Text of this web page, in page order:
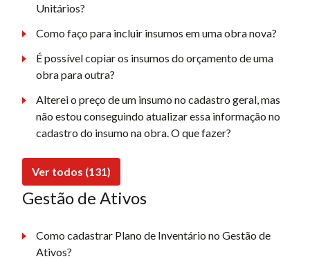
Unitários?
Como faço para incluir insumos em uma obra nova?
É possível copiar os insumos do orçamento de uma
obra para outra?
Alterei o preço de um insumo no cadastro geral, mas
não estou conseguindo atualizar essa informação no
cadastro do insumo na obra. O que fazer?
Ver todos (131)
Gestão de Ativos
Como cadastrar Plano de Inventário no Gestão de
Ativos?